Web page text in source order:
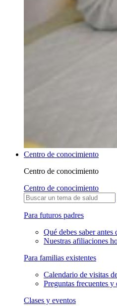
Centro de conocimiento
Centro de conocimiento
Centro de conocimiento
Para futuros padres
Qué debes saber antes
Nuestras afiliaciones
Para familias existentes
Calendario de visitas
Preguntas frecuentes y
Clases y eventos